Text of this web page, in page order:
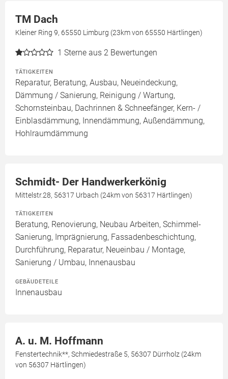
TM Dach
Kleiner Ring 9, 65550 Limburg (23km von 65550 Härtlingen)
1 Sterne aus 2 Bewertungen
TÄTIGKEITEN
Reparatur, Beratung, Ausbau, Neueindeckung,
Dämmung / Sanierung, Reinigung / Wartung,
Schornsteinbau, Dachrinnen & Schneefänger, Kern- /
Einblasdämmung, Innendämmung, Außendämmung,
Hohlraumdämmung
Schmidt- Der Handwerkerkönig
Mittelstr.28, 56317 Urbach (24km von 56317 Härtlingen)
TÄTIGKEITEN
Beratung, Renovierung, Neubau Arbeiten, Schimmel-
Sanierung, Imprägnierung, Fassadenbeschichtung,
Durchführung, Reparatur, Neueinbau / Montage,
Sanierung / Umbau, Innenausbau
GEBÄUDETEILE
Innenausbau
A. u. M. Hoffmann
Fenstertechnik**, Schmiedestraße 5, 56307 Dürrholz (24km
von 56307 Härtlingen)